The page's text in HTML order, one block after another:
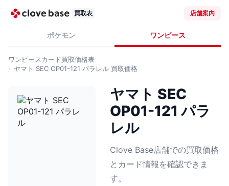
買取表 店舗案内
ポケモン ワンピース
ワンピースカード買取価格表
ヤマト SEC OP01-121 パラレル 買取価格
ヤマト SEC
OP01-121 パラ
レル
Clove Base店舗での買取価格
とカード情報を確認できま
す。